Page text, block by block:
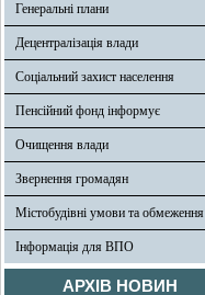
Генеральні плани
Децентралізація влади
Соціальний захист населення
Пенсійний фонд інформує
Очищення влади
Звернення громадян
Містобудівні умови та обмеження
Інформація для ВПО
АРХІВ НОВИН